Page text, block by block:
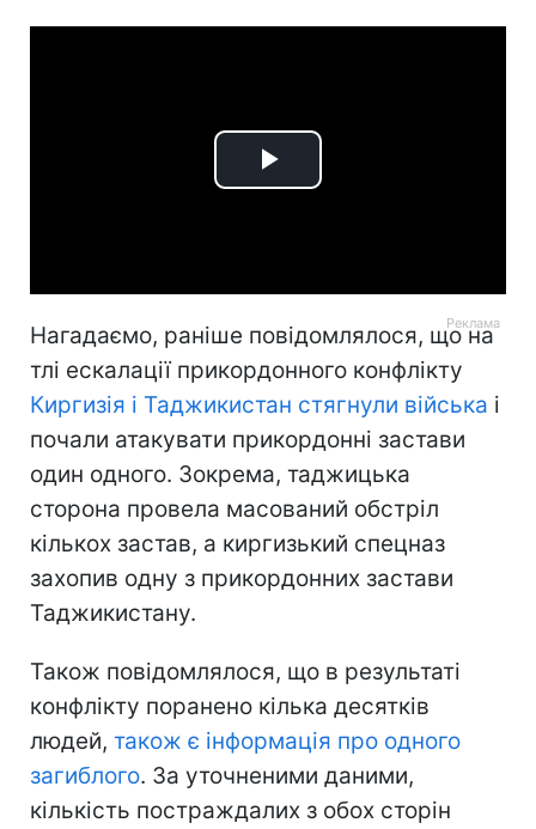
Play
Нагадаємо, раніше повідомлялося, що на
тлі ескалації прикордонного конфлікту
Киргизія і Таджикистан стягнули війська і
почали атакувати прикордонні застави
один одного. Зокрема, таджицька
сторона провела масований обстріл
кількох застав, а киргизький спецназ
захопив одну з прикордонних застави
Таджикистану.
Також повідомлялося, що в результаті
конфлікту поранено кілька десятків
людей, також є інформація про одного
загиблого. За уточненими даними,
кількість постраждалих з обох сторін